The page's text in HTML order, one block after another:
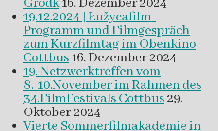
Grodk16. Dezember 2024
19.12.2024 | Łužycafilm-
Programm und Filmgespräch
zum Kurzfilmtag im Obenkino
Cottbus16. Dezember 2024
19. Netzwerktreffen vom
8.-10.November im Rahmen des
34.FilmFestivals Cottbus29.
Oktober 2024
Vierte Sommerfilmakademie in